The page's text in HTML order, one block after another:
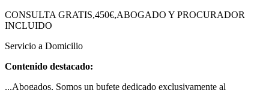
CONSULTA GRATIS,450€,ABOGADO Y PROCURADOR
INCLUIDO
Servicio a Domicilio
Contenido destacado:
...Abogados, Somos un bufete dedicado exclusivamente al